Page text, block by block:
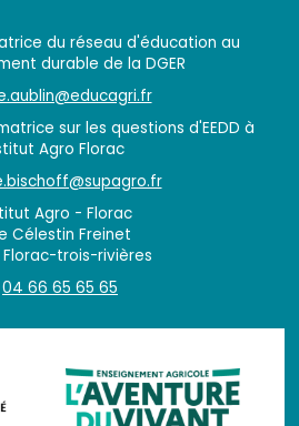
du réseau d'éducation au
durable de la DGER
sur les questions d'EEDD à
Agro Florac
Agro - Florac
Célestin Freinet
trois-rivières
04 66 65 65 65